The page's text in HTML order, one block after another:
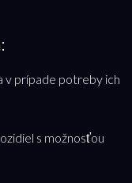
v prípade potreby ich
s možnosťou